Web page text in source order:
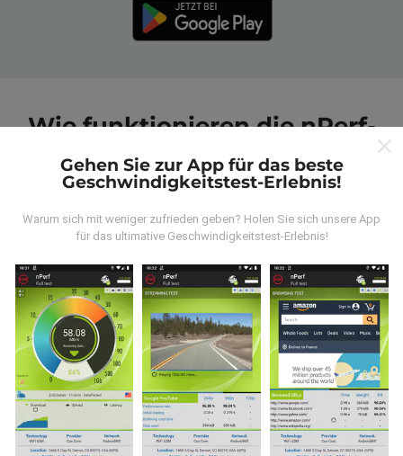
Wie funktionieren die nPerf-
Wo kommen die Daten her?
Die Daten werden aus Tests gesammelt, die von
Benutzern der nPerf App durchgeführt wurden. Dies
sind Tests, die unter realen Bedingungen direkt im
Feld durchgeführt werden. Wenn Sie auch mitmachen
möchten, einfach die nPerf App auf Ihrem
Smartphone laden.Je mehr Daten gesammelt
werden, desto umfangreicher werden die Karten!
Gehen Sie zur App für das beste
Geschwindigkeitstest-Erlebnis!
Warum sich mit weniger zufrieden geben? Holen Sie sich unsere App
für das ultimative Geschwindigkeitstest-Erlebnis!